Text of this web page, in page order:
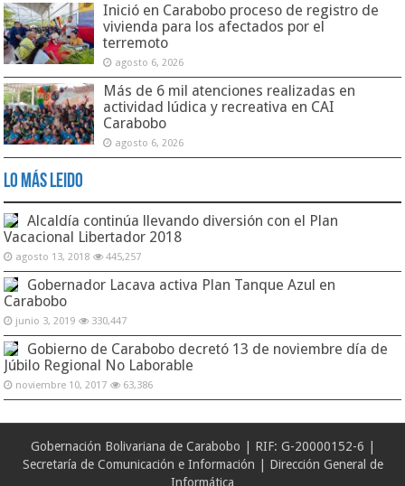
Inició en Carabobo proceso de registro de
vivienda para los afectados por el
terremoto
agosto 6, 2026
Más de 6 mil atenciones realizadas en
actividad lúdica y recreativa en CAI
Carabobo
agosto 6, 2026
Lo Más Leido
Alcaldía continúa llevando diversión con el Plan
Vacacional Libertador 2018
agosto 13, 2018 445,257
Gobernador Lacava activa Plan Tanque Azul en
Carabobo
junio 3, 2019 330,447
Gobierno de Carabobo decretó 13 de noviembre día de
Júbilo Regional No Laborable
noviembre 10, 2017 63,386
Gobernación Bolivariana de Carabobo | RIF: G-20000152-6 |
Secretaría de Comunicación e Información | Dirección General de
Informática